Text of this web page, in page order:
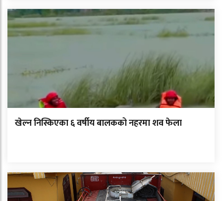
खेल्न निस्किएका ६ वर्षीय बालकको नहरमा शव फेला